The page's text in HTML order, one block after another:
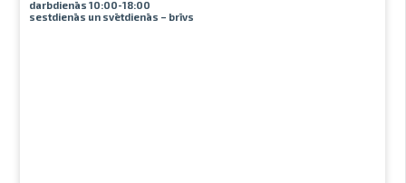
darbdienās 10:00-18:00
sestdienās un svētdienās – brīvs